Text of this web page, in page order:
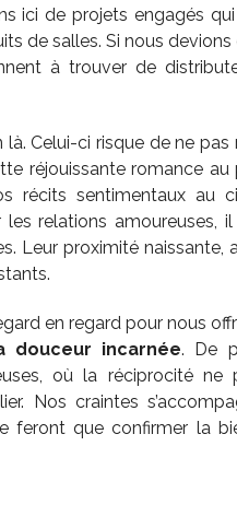
ici de projets engagés
de salles. Si nous
à trouver de
là. Celui-ci risque de ne
réjouissante romance au
récits sentimentaux au
relations amoureuses,
Leur proximité naissante,
en regard pour nous
douceur incarnée. De
où la réciprocité ne
Nos craintes
feront que confirmer la